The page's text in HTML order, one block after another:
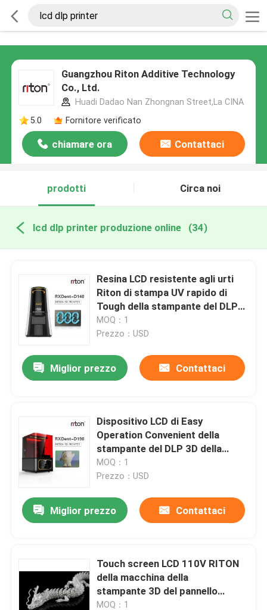
Guangzhou Riton Additive Technology
Co., Ltd.
Huadi Dadao Nan Zhongnan Street,La CINA
5.0
Fornitore verificato
chiamare ora Contattaci
prodotti Circa noi
lcd dlp printer produzione online (34)
Resina LCD resistente agli urti
Riton di stampa UV rapido di
Tough della stampante del DLP
3D
MOQ：1
Prezzo：USD
Miglior prezzo Contattaci
Dispositivo LCD di Easy
Operation Convenient della
stampante del DLP 3D della
piccola resina 3d
MOQ：1
Prezzo：USD
Miglior prezzo Contattaci
Touch screen LCD 110V RITON
della macchina della
stampante 3D del pannello
dentario del DLP
MOQ：1